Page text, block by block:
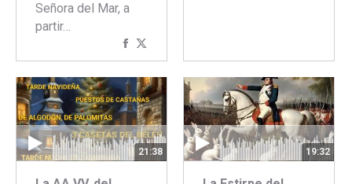
Señora del Mar, a
partir…
Compartir
con
Facebook
con
Twitter
21:38 19:32